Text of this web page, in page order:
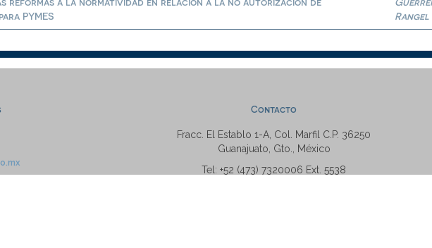
PYMES
Rangel
Contacto
Fracc. El Establo 1-A, Col. Marfil C.P. 36250
Guanajuato, Gto., México
Tel: +52 (473) 7320006 Ext. 5538